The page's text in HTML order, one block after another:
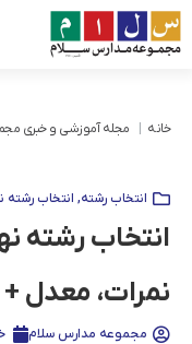
خانه مجله آموزشی و خبری
انتخاب رشته, انتخاب رشته
نمرات، معدل
مجموعه مدارس سلام